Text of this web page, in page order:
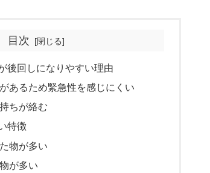
目次
後回しになりやすい理由
あるため緊急性を感じにくい
ちが絡む
特徴
物が多い
が多い